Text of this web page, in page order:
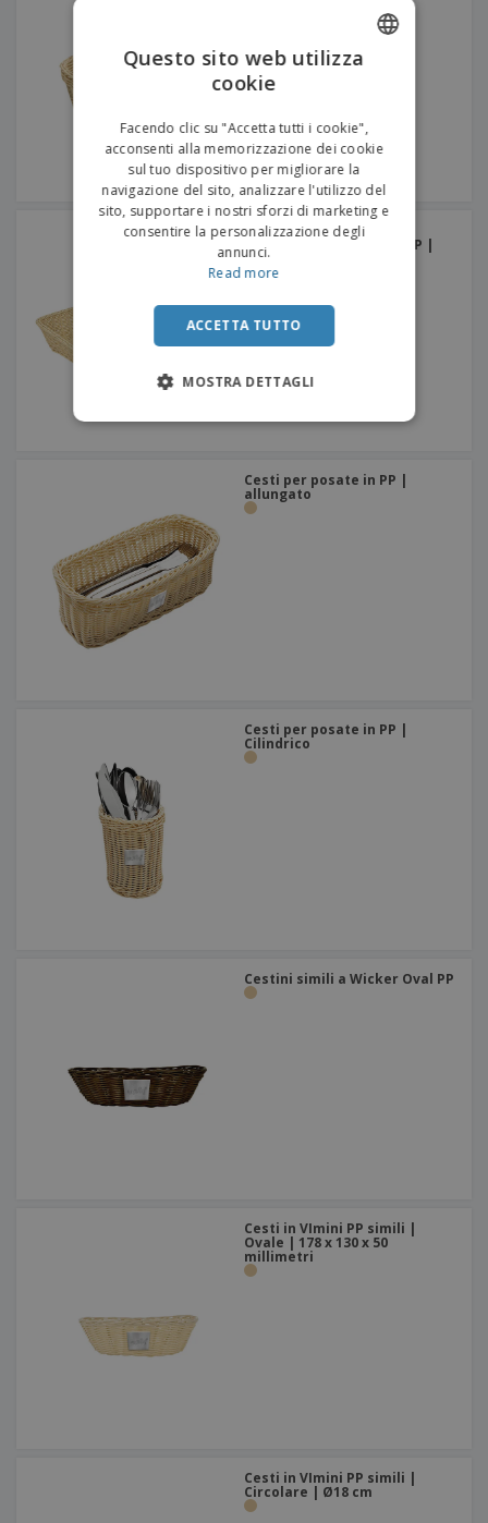
Cesto simile Vimini
rettangolare Esguelha PP |
600 x 450 x 120 millimetri
Cesti per posate in PP |
allungato
Cesti per posate in PP |
Cilindrico
Cestini simili a Wicker Oval PP
Cesti in VImini PP simili |
Ovale | 178 x 130 x 50
millimetri
Cesti in VImini PP simili |
Circolare | Ø18 cm
Questo sito web utilizza
cookie
Facendo clic su "Accetta tutti i cookie",
acconsenti alla memorizzazione dei cookie
sul tuo dispositivo per migliorare la
navigazione del sito, analizzare l'utilizzo del
sito, supportare i nostri sforzi di marketing e
consentire la personalizzazione degli
annunci.
Read more
ACCETTA TUTTO
MOSTRA DETTAGLI